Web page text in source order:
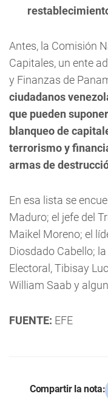
Antes, la Comisión
Capitales, un ente
y Finanzas de
ciudadanos
que pueden
blanqueo de
terrorismo y
armas de
En esa lista se
Maduro; el jefe del
Maikel Moreno; el
Diosdado Cabello;
Electoral, Tibisay
William Saab y
FUENTE: EFE
Compartir la nota: